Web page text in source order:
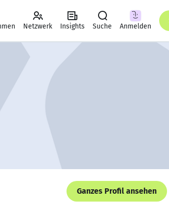
Netzwerk Insights Suche Anmelden
Ganzes Profil ansehen